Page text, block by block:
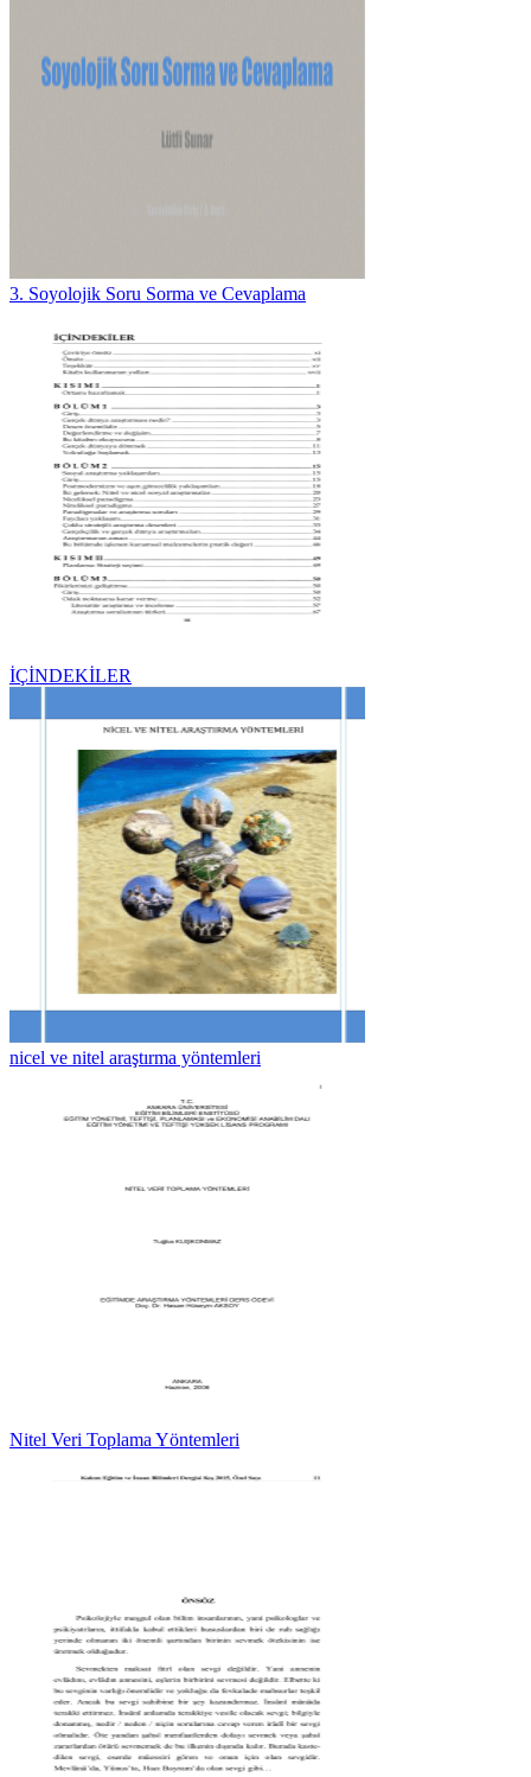
3. Soyolojik Soru Sorma ve Cevaplama
İÇİNDEKİLER
nicel ve nitel araştırma yöntemleri
Nitel Veri Toplama Yöntemleri